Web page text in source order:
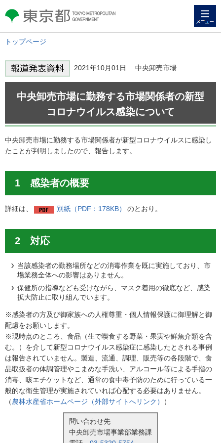
東京都 TOKYO METROPOLITAN
GOVERNMENT
トップページ
2021年10月01日 中央卸売市場
中央卸売市場に勤務する市場関係者の新型
コロナウイルス感染について
中央卸売市場に勤務する市場関係者が新型コロナウイルスに感染し
たことが判明しましたので、報告します。
1 感染者の概要
詳細は、 別紙（PDF：178KB） のとおり。
2 対応
当該感染者の勤務場所などの消毒作業を既に実施しており、市
場業務全体への影響はありません。
保健所の指導なども受けながら、マスク着用の徹底など、感染
拡大防止に取り組んでいます。
※感染者の方及び御家族への人権尊重・個人情報保護に御理解と御
配慮をお願いします。
※現時点のところ、食品（生で喫食する野菜・果実や鮮魚介類を含
む。）を介して新型コロナウイルス感染症に感染したとされる事例
は報告されていません。製造、流通、調理、販売等の各段階で、食
品取扱者の体調管理やこまめな手洗い、アルコール等による手指の
消毒、咳エチケットなど、通常の食中毒予防のために行っている一
般的な衛生管理が実施されていれば心配する必要はありません。
（農林水産省ホームページ（外部サイトへリンク） ）
問い合わせ先
中央卸売市場事業部業務課